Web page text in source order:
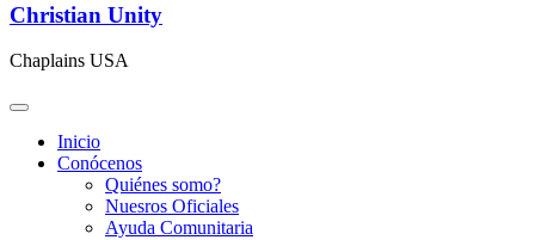
Christian Unity
Chaplains USA
Inicio
Conócenos
Quiénes somo?
Nuesros Oficiales
Ayuda Comunitaria